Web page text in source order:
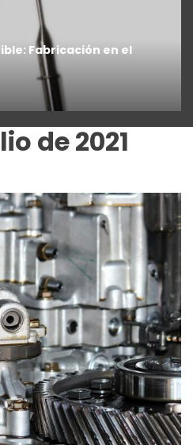
Fabricación en el
de 2021